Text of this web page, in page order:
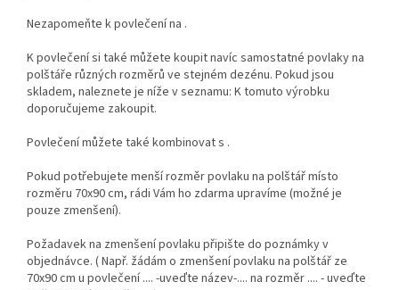
Nezapomeňte k povlečení na .
K povlečení si také můžete koupit navíc samostatné povlaky na
polštáře různých rozměrů ve stejném dezénu. Pokud jsou
skladem, naleznete je níže v seznamu: K tomuto výrobku
doporučujeme zakoupit.
Povlečení můžete také kombinovat s .
Pokud potřebujete menší rozměr povlaku na polštář místo
rozměru 70x90 cm, rádi Vám ho zdarma upravíme (možné je
pouze zmenšení).
Požadavek na zmenšení povlaku připište do poznámky v
objednávce. ( Např. žádám o zmenšení povlaku na polštář ze
70x90 cm u povlečení .... -uveďte název-.... na rozměr .... - uveďte